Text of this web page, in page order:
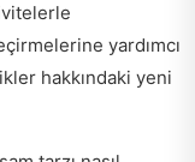
yardımcı
hakkındaki yeni